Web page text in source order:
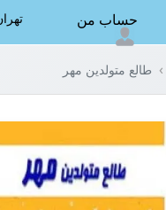
حساب من
› طالع متولدین مهر